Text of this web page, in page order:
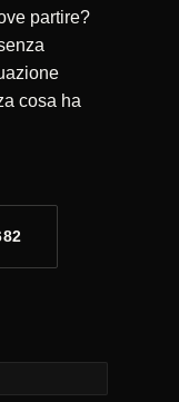
partire?
cosa ha